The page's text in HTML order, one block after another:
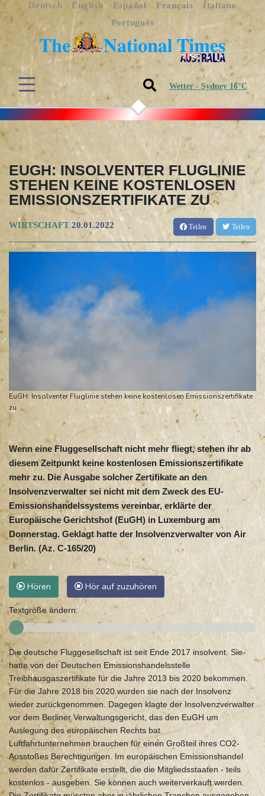
Deutsch English Español Français
Italiano
Português
Wetter - Sydney 16°C
EUGH: INSOLVENTER FLUGLINIE
STEHEN KEINE KOSTENLOSEN
EMISSIONSZERTIFIKATE ZU
WIRTSCHAFT 20.01.2022 Teilen Teilen
EuGH: Insolventer Fluglinie stehen keine kostenlosen Emissionszertifikate
zu
Wenn eine Fluggesellschaft nicht mehr fliegt, stehen ihr ab
diesem Zeitpunkt keine kostenlosen Emissionszertifikate
mehr zu. Die Ausgabe solcher Zertifikate an den
Insolvenzverwalter sei nicht mit dem Zweck des EU-
Emissionshandelssystems vereinbar, erklärte der
Europäische Gerichtshof (EuGH) in Luxemburg am
Donnerstag. Geklagt hatte der Insolvenzverwalter von Air
Berlin. (Az. C-165/20)
Hören Hör auf zuzuhören
Textgröße ändern:
Die deutsche Fluggesellschaft ist seit Ende 2017 insolvent. Sie
hatte von der Deutschen Emissionshandelsstelle
Treibhausgaszertifikate für die Jahre 2013 bis 2020 bekommen.
Für die Jahre 2018 bis 2020 wurden sie nach der Insolvenz
wieder zurückgenommen. Dagegen klagte der Insolvenzverwalter
vor dem Berliner Verwaltungsgericht, das den EuGH um
Auslegung des europäischen Rechts bat.
Luftfahrtunternehmen brauchen für einen Großteil ihres CO2-
Ausstoßes Berechtigungen. Im europäischen Emissionshandel
werden dafür Zertifikate erstellt, die die Mitgliedsstaaten - teils
kostenlos - ausgeben. Sie können auch weiterverkauft werden.